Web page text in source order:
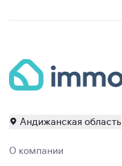
Андижанская область
О компании